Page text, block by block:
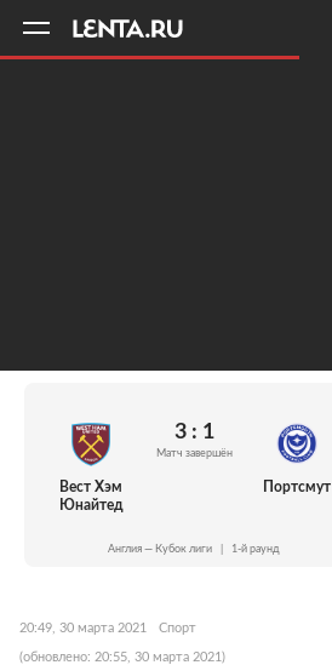
Вест Хэм
Юнайтед
3 : 1
Матч завершён
Портсмут
Англия — Кубок лиги 1-й раунд
20:49, 30 марта 2021 Спорт
(обновлено: 20:55, 30 марта 2021)